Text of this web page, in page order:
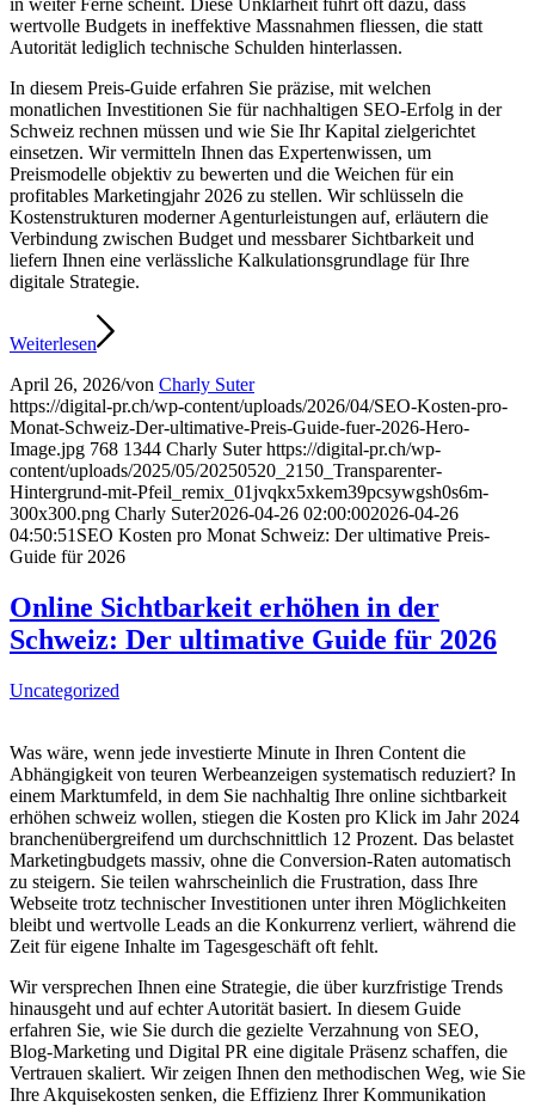
in weiter Ferne scheint. Diese Unklarheit führt oft dazu, dass
wertvolle Budgets in ineffektive Massnahmen fliessen, die statt
Autorität lediglich technische Schulden hinterlassen.
In diesem Preis-Guide erfahren Sie präzise, mit welchen
monatlichen Investitionen Sie für nachhaltigen SEO-Erfolg in der
Schweiz rechnen müssen und wie Sie Ihr Kapital zielgerichtet
einsetzen. Wir vermitteln Ihnen das Expertenwissen, um
Preismodelle objektiv zu bewerten und die Weichen für ein
profitables Marketingjahr 2026 zu stellen. Wir schlüsseln die
Kostenstrukturen moderner Agenturleistungen auf, erläutern die
Verbindung zwischen Budget und messbarer Sichtbarkeit und
liefern Ihnen eine verlässliche Kalkulationsgrundlage für Ihre
digitale Strategie.
Weiterlesen
April 26, 2026/von Charly Suter
https://digital-pr.ch/wp-content/uploads/2026/04/SEO-Kosten-pro-
Monat-Schweiz-Der-ultimative-Preis-Guide-fuer-2026-Hero-
Image.jpg 768 1344 Charly Suter https://digital-pr.ch/wp-
content/uploads/2025/05/20250520_2150_Transparenter-
Hintergrund-mit-Pfeil_remix_01jvqkx5xkem39pcsywgsh0s6m-
300x300.png Charly Suter2026-04-26 02:00:002026-04-26
04:50:51SEO Kosten pro Monat Schweiz: Der ultimative Preis-
Guide für 2026
Online Sichtbarkeit erhöhen in der
Schweiz: Der ultimative Guide für 2026
Uncategorized
Was wäre, wenn jede investierte Minute in Ihren Content die
Abhängigkeit von teuren Werbeanzeigen systematisch reduziert? In
einem Marktumfeld, in dem Sie nachhaltig Ihre online sichtbarkeit
erhöhen schweiz wollen, stiegen die Kosten pro Klick im Jahr 2024
branchenübergreifend um durchschnittlich 12 Prozent. Das belastet
Marketingbudgets massiv, ohne die Conversion-Raten automatisch
zu steigern. Sie teilen wahrscheinlich die Frustration, dass Ihre
Webseite trotz technischer Investitionen unter ihren Möglichkeiten
bleibt und wertvolle Leads an die Konkurrenz verliert, während die
Zeit für eigene Inhalte im Tagesgeschäft oft fehlt.
Wir versprechen Ihnen eine Strategie, die über kurzfristige Trends
hinausgeht und auf echter Autorität basiert. In diesem Guide
erfahren Sie, wie Sie durch die gezielte Verzahnung von SEO,
Blog-Marketing und Digital PR eine digitale Präsenz schaffen, die
Vertrauen skaliert. Wir zeigen Ihnen den methodischen Weg, wie Sie
Ihre Akquisekosten senken, die Effizienz Ihrer Kommunikation